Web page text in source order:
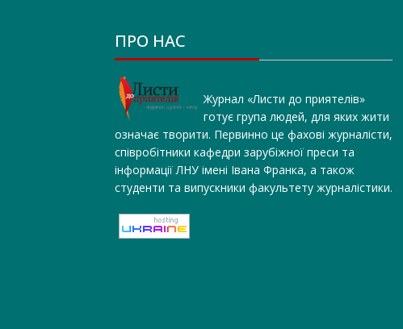
ПРО НАС
Журнал «Листи до приятелів»
готує група людей, для яких жити
означає творити. Первинно це фахові журналісти,
співробітники кафедри зарубіжної преси та
інформації ЛНУ імені Івана Франка, а також
студенти та випускники факультету журналістики.